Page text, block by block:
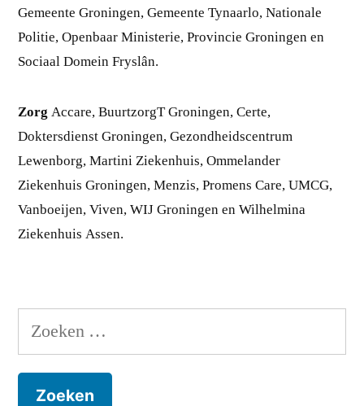
Gemeente Groningen, Gemeente Tynaarlo, Nationale
Politie, Openbaar Ministerie, Provincie Groningen en
Sociaal Domein Fryslân.
Zorg Accare, BuurtzorgT Groningen, Certe,
Doktersdienst Groningen, Gezondheidscentrum
Lewenborg, Martini Ziekenhuis, Ommelander
Ziekenhuis Groningen, Menzis, Promens Care, UMCG,
Vanboeijen, Viven, WIJ Groningen en Wilhelmina
Ziekenhuis Assen.
Zoeken
naar: